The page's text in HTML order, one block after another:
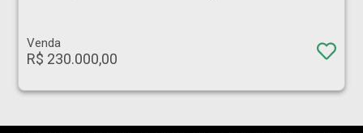
Venda
R$ 230.000,00